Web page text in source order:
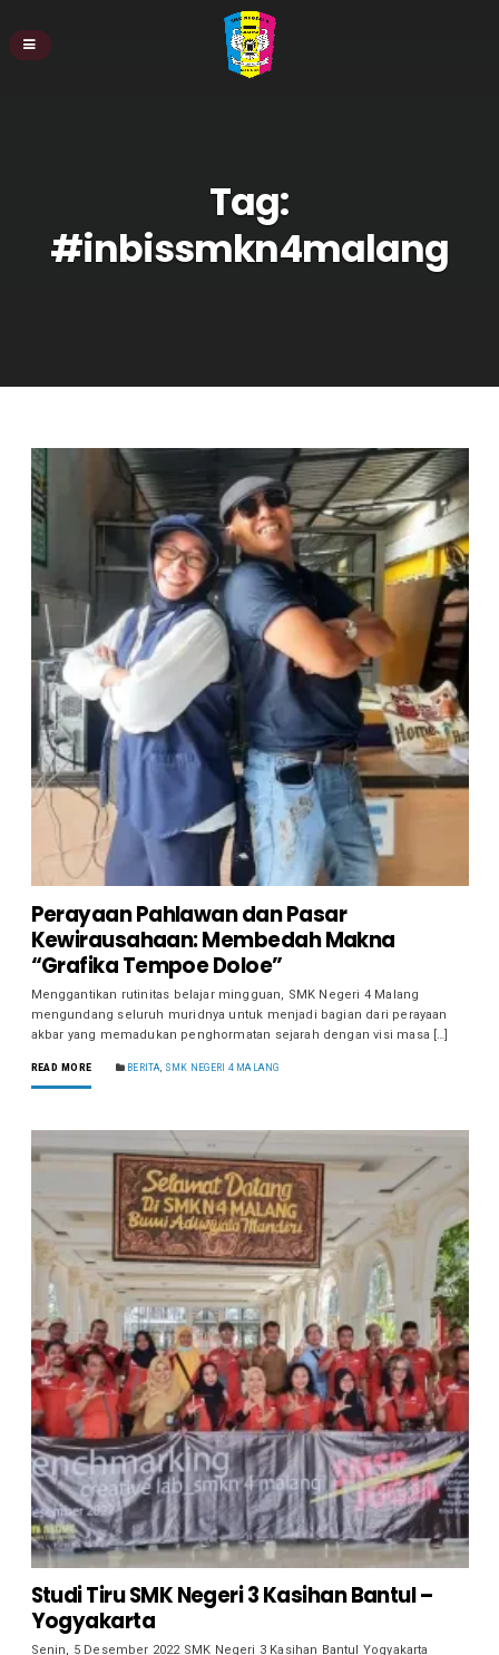
Tag:
#inbissmkn4malang
Perayaan Pahlawan dan Pasar
Kewirausahaan: Membedah Makna
“Grafika Tempoe Doloe”
Menggantikan rutinitas belajar mingguan, SMK Negeri 4 Malang
mengundang seluruh muridnya untuk menjadi bagian dari perayaan
akbar yang memadukan penghormatan sejarah dengan visi masa […]
READ MORE BERITA SMK NEGERI 4 MALANG
Studi Tiru SMK Negeri 3 Kasihan Bantul –
Yogyakarta
Senin, 5 Desember 2022 SMK Negeri 3 Kasihan Bantul Yogyakarta